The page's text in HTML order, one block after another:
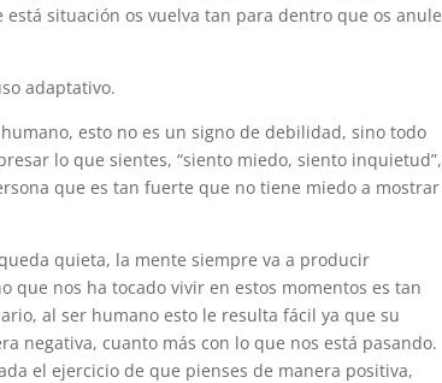
situación os vuelva tan para dentro que os anule
adaptativo.
esto no es un signo de debilidad, sino todo
lo que sientes, “siento miedo, siento inquietud”,
que es tan fuerte que no tiene miedo a mostrar
quieta, la mente siempre va a producir
que nos ha tocado vivir en estos momentos es tan
al ser humano esto le resulta fácil ya que su
negativa, cuanto más con lo que nos está pasando.
el ejercicio de que pienses de manera positiva,